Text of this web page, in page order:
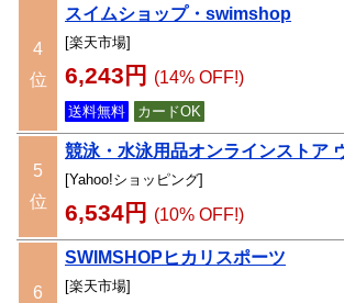
4
位
スイムショップ・swimshop
[楽天市場]
6,243円 (14% OFF!)
送料無料 カードOK
5
位
競泳・水泳用品オンラインストア
[Yahoo!ショッピング]
6,534円 (10% OFF!)
6
SWIMSHOPヒカリスポーツ
[楽天市場]